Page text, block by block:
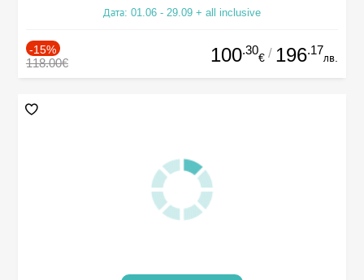
Дата: 01.06 - 29.09 + all inclusive
-15%
118.00€ 100.30
€ / 196.17
лв.